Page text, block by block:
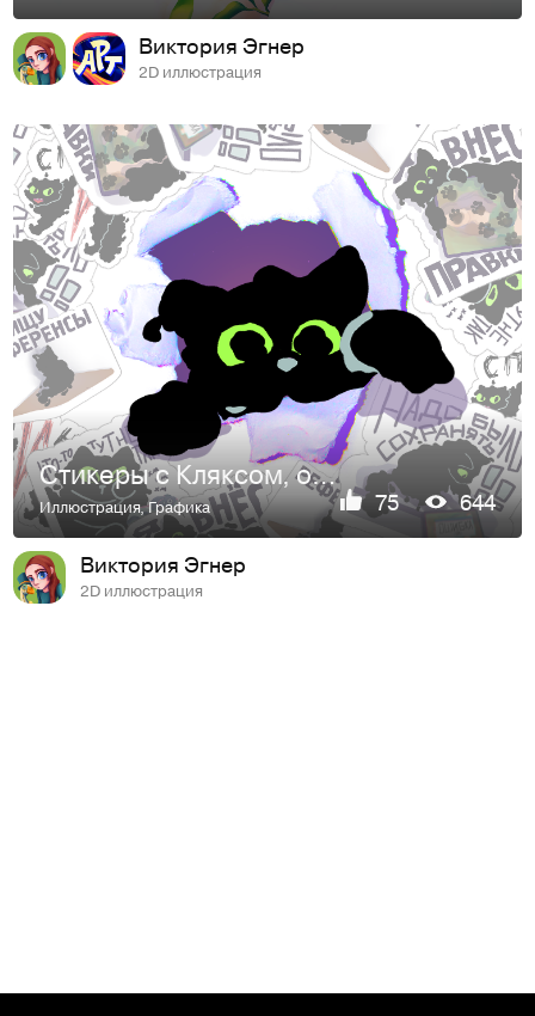
Виктория Эгнер
2D иллюстрация
Стикеры с Кляксом, отзывающиеся в душе у каждого иллюстратор
Иллюстрация,Графика 75 644
Виктория Эгнер
2D иллюстрация